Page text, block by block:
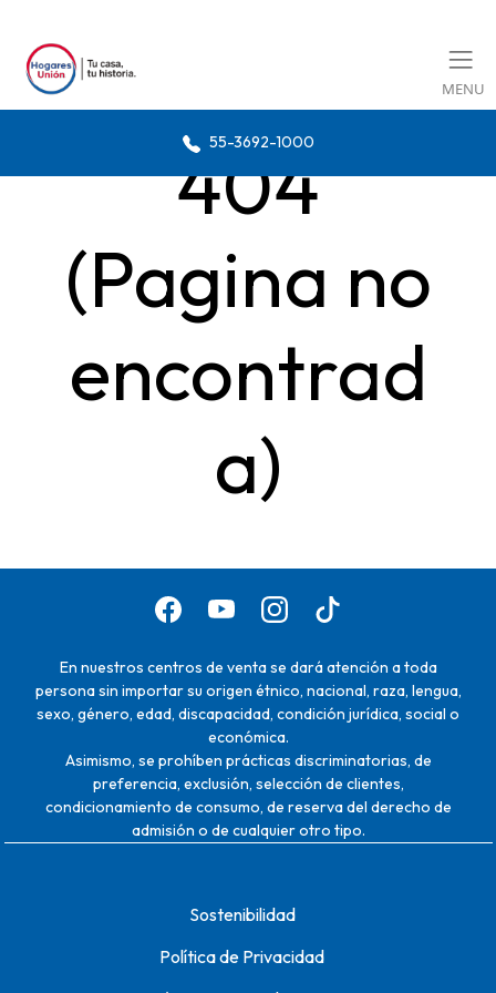
MENU
55-3692-1000
404
(Pagina no
encontrad
a)
En nuestros centros de venta se dará atención a toda
persona sin importar su origen étnico, nacional, raza, lengua,
sexo, género, edad, discapacidad, condición jurídica, social o
económica.
Asimismo, se prohíben prácticas discriminatorias, de
preferencia, exclusión, selección de clientes,
condicionamiento de consumo, de reserva del derecho de
admisión o de cualquier otro tipo.
Sostenibilidad
Política de Privacidad